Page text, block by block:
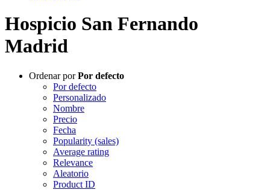
Hospicio San Fernando
Madrid
Ordenar porPor defecto
Por defecto
Personalizado
Nombre
Precio
Fecha
Popularity (sales)
Average rating
Relevance
Aleatorio
Product ID